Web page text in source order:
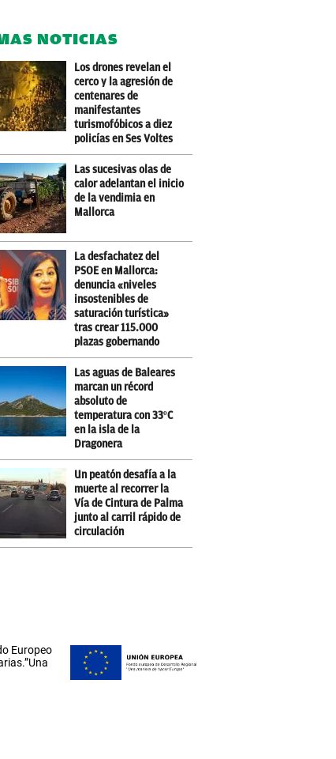
NOTICIAS
Los drones revelan el
cerco y la agresión de
centenares de
manifestantes
turismofóbicos a diez
policías en Ses Voltes
Las sucesivas olas de
calor adelantan el inicio
de la vendimia en
Mallorca
La desfachatez del
PSOE en Mallorca:
denuncia «niveles
insostenibles de
saturación turística»
tras crear 115.000
plazas gobernando
Las aguas de Baleares
marcan un récord
absoluto de
temperatura con 33ºC
en la isla de la
Dragonera
Un peatón desafía a la
muerte al recorrer la
Vía de Cintura de Palma
junto al carril rápido de
circulación
Europeo